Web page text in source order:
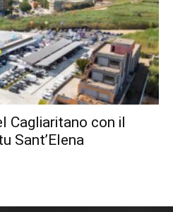
Cagliaritano con il
Sant’Elena